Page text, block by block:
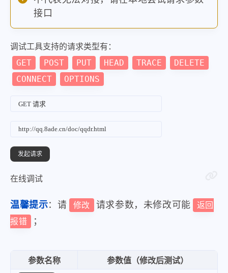
接口
调试工具支持的请求类型有：
GET POST PUT HEAD TRACE
DELETE
CONNECT
OPTIONS
在线调试
温馨提示：请 修改 请求参数，未修改可能
返回
报错
；
参数名称 参数值（修改后测试）